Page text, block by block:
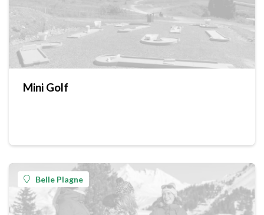
Mini Golf
Belle Plagne